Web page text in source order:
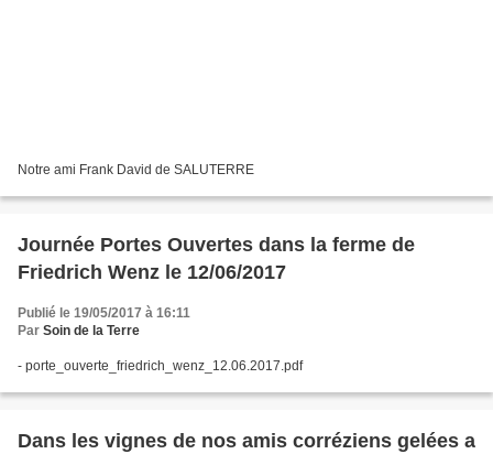
Notre ami Frank David de SALUTERRE
Journée Portes Ouvertes dans la ferme de
Friedrich Wenz le 12/06/2017
Publié le 19/05/2017 à 16:11
Par Soin de la Terre
- porte_ouverte_friedrich_wenz_12.06.2017.pdf
Dans les vignes de nos amis corréziens gelées a